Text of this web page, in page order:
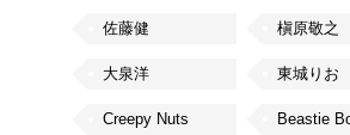
佐藤健 槇原敬之
大泉洋 東城りお
Creepy Nuts Beastie